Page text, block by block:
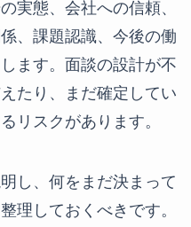
実態、会社への信頼、
、課題認識、今後の働
ます。面談の設計が不
たり、まだ確定してい
リスクがあります。
し、何をまだ決まって
理しておくべきです。